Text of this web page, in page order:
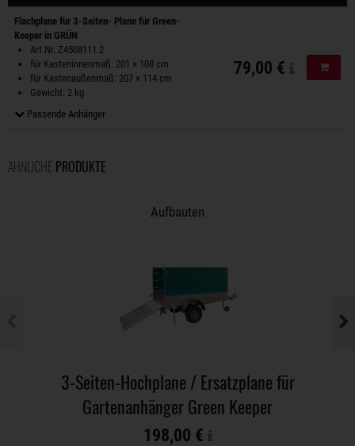
Aktionen
Flachplane für 3-Seiten- Plane für Green-
Keeper in GRÜN
Art.Nr. Z4508111.2
für Kasteninnenmaß: 201 × 108 cm
für Kastenaußenmaß: 207 × 114 cm
Gewicht: 2 kg
Passende Anhänger
79,00 €
ÄHNLICHE PRODUKTE
Aufbauten
3-Seiten-Hochplane / Ersatzplane für
Gartenanhänger Green Keeper
198,00 €